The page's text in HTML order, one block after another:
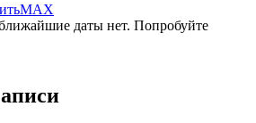
MAX
даты нет. Попробуйте